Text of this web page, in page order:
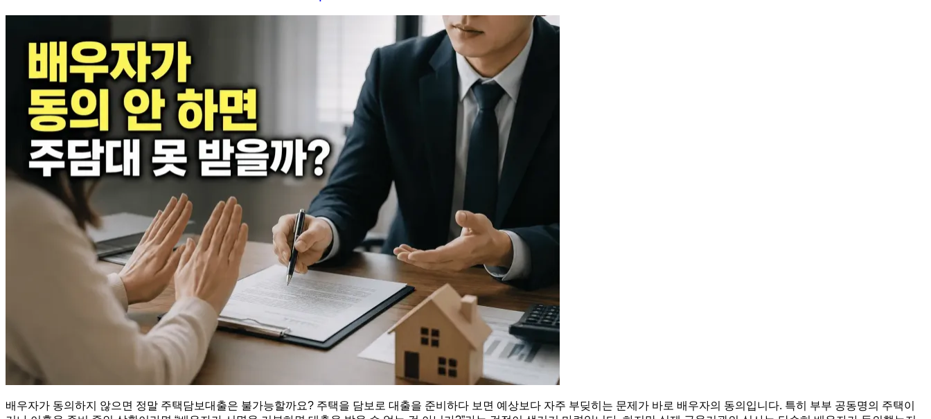
배우자가 동의하지 않으면 정말 주택담보대출은 불가능할까요? 주택을 담보로 대출을 준비하다 보면 예상보다 자주 부딪히는 문제가 바로 배우자의 동의입니다. 특히 부부 공동명의 주택이